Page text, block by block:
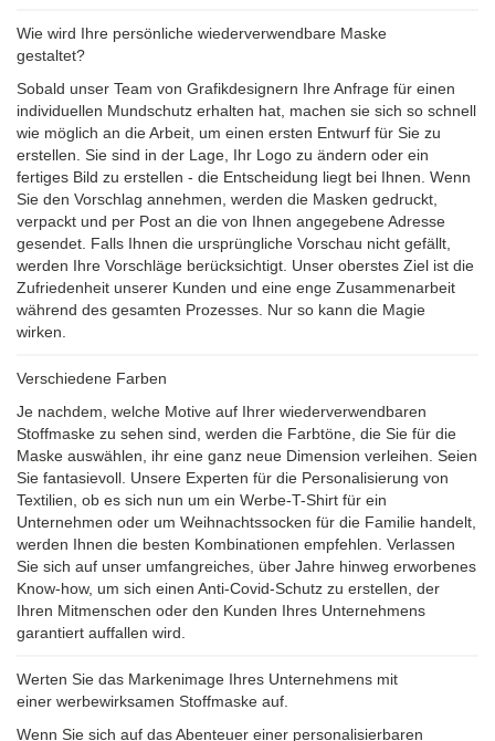
Wie wird Ihre persönliche wiederverwendbare Maske
gestaltet?
Sobald unser Team von Grafikdesignern Ihre Anfrage für einen
individuellen Mundschutz erhalten hat, machen sie sich so schnell
wie möglich an die Arbeit, um einen ersten Entwurf für Sie zu
erstellen. Sie sind in der Lage, Ihr Logo zu ändern oder ein
fertiges Bild zu erstellen - die Entscheidung liegt bei Ihnen. Wenn
Sie den Vorschlag annehmen, werden die Masken gedruckt,
verpackt und per Post an die von Ihnen angegebene Adresse
gesendet. Falls Ihnen die ursprüngliche Vorschau nicht gefällt,
werden Ihre Vorschläge berücksichtigt. Unser oberstes Ziel ist die
Zufriedenheit unserer Kunden und eine enge Zusammenarbeit
während des gesamten Prozesses. Nur so kann die Magie
wirken.
Verschiedene Farben
Je nachdem, welche Motive auf Ihrer wiederverwendbaren
Stoffmaske zu sehen sind, werden die Farbtöne, die Sie für die
Maske auswählen, ihr eine ganz neue Dimension verleihen. Seien
Sie fantasievoll. Unsere Experten für die Personalisierung von
Textilien, ob es sich nun um ein Werbe-T-Shirt für ein
Unternehmen oder um Weihnachtssocken für die Familie handelt,
werden Ihnen die besten Kombinationen empfehlen. Verlassen
Sie sich auf unser umfangreiches, über Jahre hinweg erworbenes
Know-how, um sich einen Anti-Covid-Schutz zu erstellen, der
Ihren Mitmenschen oder den Kunden Ihres Unternehmens
garantiert auffallen wird.
Werten Sie das Markenimage Ihres Unternehmens mit
einer werbewirksamen Stoffmaske auf.
Wenn Sie sich auf das Abenteuer einer personalisierbaren